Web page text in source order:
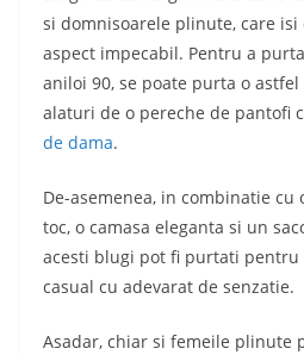
si domnisoarele plinute, care isi
aspect impecabil. Pentru a
aniloi 90, se poate purta o
alaturi de o pereche de pantofi
de dama.
De-asemenea, in combinatie cu
toc, o camasa eleganta si un
acesti blugi pot fi purtati pentru
casual cu adevarat de senzatie.
Asadar, chiar si femeile plinute